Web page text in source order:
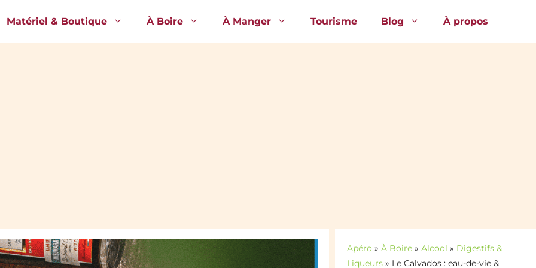
Matériel & Boutique À Boire À Manger Tourisme Blog À propos
Apéro » À Boire » Alcool » Digestifs &
Liqueurs » Le Calvados : eau-de-vie &